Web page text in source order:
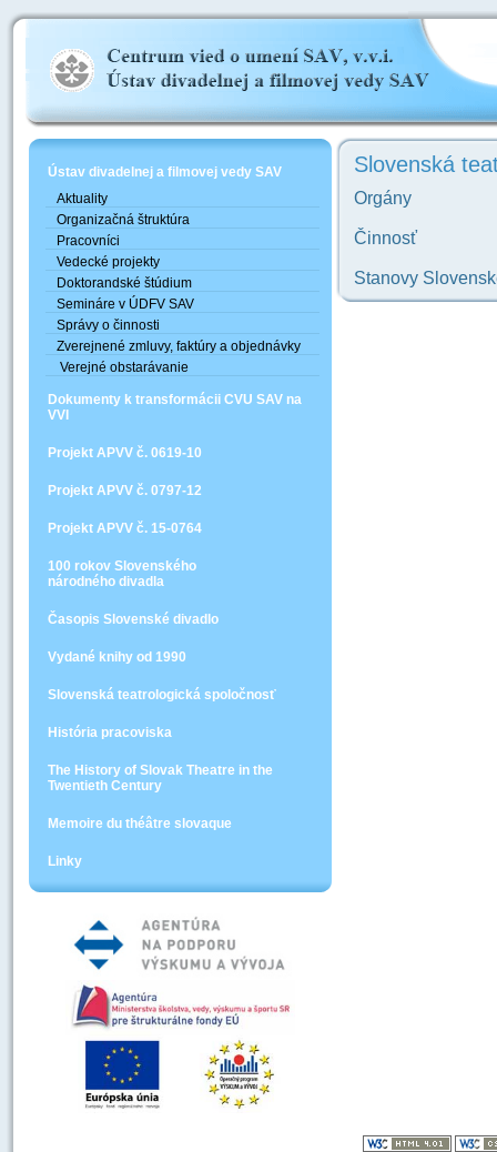
Ústav divadelnej a filmovej vedy SAV
Aktuality
Organizačná štruktúra
Pracovníci
Vedecké projekty
Doktorandské štúdium
Semináre v ÚDFV SAV
Správy o činnosti
Zverejnené zmluvy, faktúry a objednávky
Verejné obstarávanie
Dokumenty k transformácii CVU SAV na
VVI
Projekt APVV č. 0619-10
Projekt APVV č. 0797-12
Projekt APVV č. 15-0764
100 rokov Slovenského
národného divadla
Časopis Slovenské divadlo
Vydané knihy od 1990
Slovenská teatrologická spoločnosť
História pracoviska
The History of Slovak Theatre in the
Twentieth Century
Memoire du théâtre slovaque
Linky
Slovenská
Orgány
Činnosť
Stanovy